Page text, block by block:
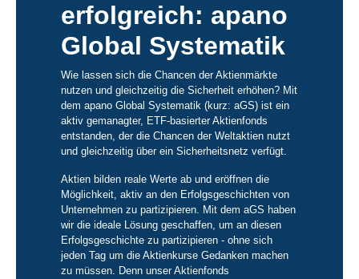
erfolgreich: apano
Global Systematik
Wie lassen sich die Chancen der Aktienmärkte
nutzen und gleichzeitig die Sicherheit erhöhen? Mit
dem apano Global Systematik (kurz: aGS) ist ein
aktiv gemanagter, ETF-basierter Aktienfonds
entstanden, der die Chancen der Weltaktien nutzt
und gleichzeitig über ein Sicherheitsnetz verfügt.
Aktien bilden reale Werte ab und eröffnen die
Möglichkeit, aktiv an den Erfolgsgeschichten von
Unternehmen zu partizipieren. Mit dem aGS haben
wir die ideale Lösung geschaffen, um an diesen
Erfolgsgeschichte zu partizipieren - ohne sich
jeden Tag um die Aktienkurse Gedanken machen
zu müssen. Denn unser Aktienfonds